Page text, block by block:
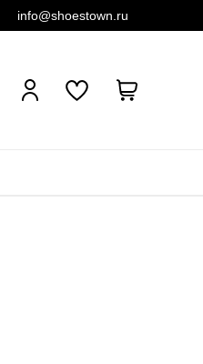
info@shoestown.ru